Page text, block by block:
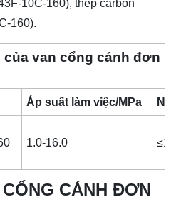
10C-160), thép carbon
160).
van cổng cánh đơn
Áp suất làm việc/MPa
1.0-16.0
CÁNH ĐƠN